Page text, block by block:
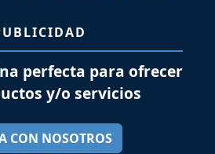
perfecta para ofrecer
y/o servicios
CON NOSOTROS